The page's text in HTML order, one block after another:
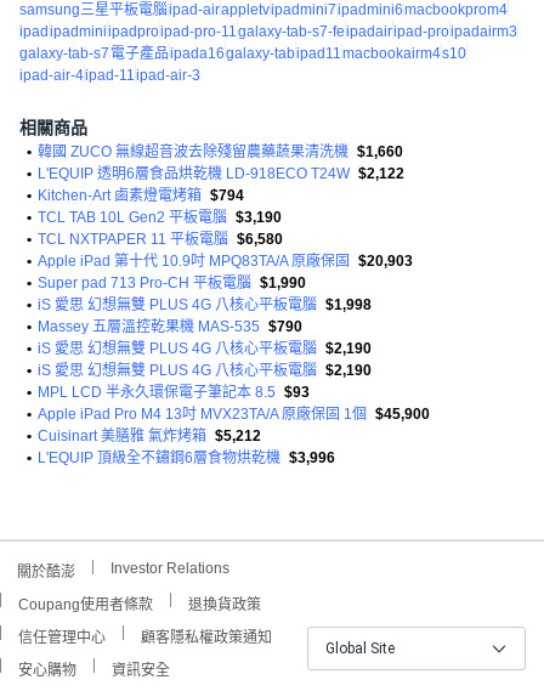
samsung三星平板電腦ipad-airappletvipadmini7ipadmini6macbookprom4
ipad ipadminiipadproipad-pro-11galaxy-tab-s7-feipadairipad-proipadairm3
galaxy-tab-s7 電子產品ipada16galaxy-tabipad11macbookairm4s10
ipad-air-4ipad-11ipad-air-3
相關商品
• 韓國 ZUCO 無線超音波去除殘留農藥蔬果清洗機 $1,660
• L'EQUIP 透明6層食品烘乾機 LD-918ECO T24W $2,122
• Kitchen-Art 鹵素燈電烤箱 $794
• TCL TAB 10L Gen2 平板電腦 $3,190
• TCL NXTPAPER 11 平板電腦 $6,580
• Apple iPad 第十代 10.9吋 MPQ83TA/A 原廠保固
$20,903
• Super pad 713 Pro-CH 平板電腦 $1,990
• iS 愛思 幻想無雙 PLUS 4G 八核心平板電腦 $1,998
• Massey 五層溫控乾果機 MAS-535 $790
• iS 愛思 幻想無雙 PLUS 4G 八核心平板電腦 $2,190
• iS 愛思 幻想無雙 PLUS 4G 八核心平板電腦 $2,190
• MPL LCD 半永久環保電子筆記本 8.5 $93
• Apple iPad Pro M4 13吋 MVX23TA/A 原廠保固 1個 $45,900
• Cuisinart 美膳雅 氣炸烤箱 $5,212
• L'EQUIP 頂級全不鏽鋼6層食物烘乾機 $3,996
關於酷澎 Investor Relations
Coupang使用者條款
退換貨政策
信任管理中心
顧客隱私權政策通知
安心購物
資訊安全
Global Site